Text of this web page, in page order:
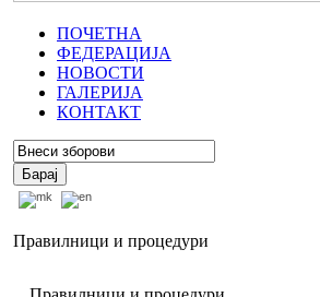
ПОЧЕТНА
ФЕДЕРАЦИЈА
НОВОСТИ
ГАЛЕРИЈА
КОНТАКТ
Барај
Правилници и процедури